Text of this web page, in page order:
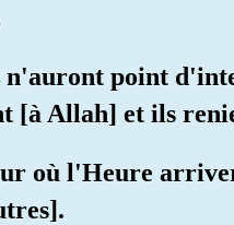
n'auront point
[à Allah] et ils
où l'Heure